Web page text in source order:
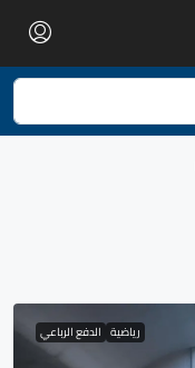
رياضية الدفع الرباعي